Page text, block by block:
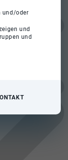
und/oder
und
und